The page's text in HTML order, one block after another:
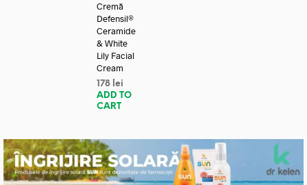
Cremă
Defensil®
Ceramide
& White
Lily Facial
Cream
178 lei
ADD TO
CART